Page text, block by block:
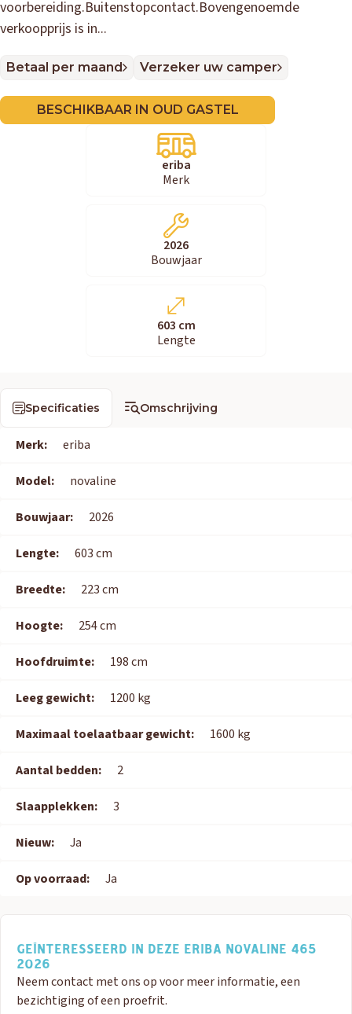
voorbereiding.Buitenstopcontact.Bovengenoemde
verkoopprijs is in...
Betaal per maand Verzeker uw camper
BESCHIKBAAR IN OUD GASTEL
eriba
Merk
2026
Bouwjaar
603 cm
Lengte
Specificaties Omschrijving
Merk: eriba
Model: novaline
Bouwjaar: 2026
Lengte: 603 cm
Breedte: 223 cm
Hoogte: 254 cm
Hoofdruimte: 198 cm
Leeg gewicht: 1200 kg
Maximaal toelaatbaar gewicht: 1600 kg
Aantal bedden: 2
Slaapplekken: 3
Nieuw: Ja
Op voorraad: Ja
GEÏNTERESSEERD IN DEZE ERIBA NOVALINE 465
2026
Neem contact met ons op voor meer informatie, een
bezichtiging of een proefrit.